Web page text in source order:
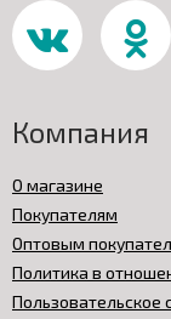
Компания
О магазине
Покупателям
Оптовым
Политика в
Пользовательское